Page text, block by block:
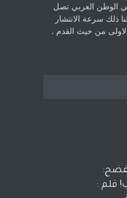
الوطن ‏العربي تصل
ذلك سرعة الانتشار
من حيث القدم .
قلم :